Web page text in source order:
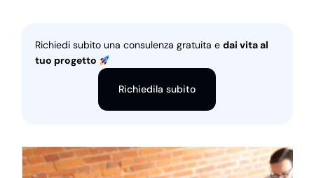
Richiedi subito una consulenza gratuita e dai vita al
tuo progetto
Richiedila subito